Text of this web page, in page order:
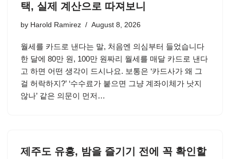
택, 실제 계산으로 따져보니
by Harold Ramirez August 8, 2026
월세를 카드로 낸다는 말, 처음엔 의심부터 들었습니다
한 달에 80만 원, 100만 원짜리 월세를 매달 카드로 낸다
고 하면 어떤 생각이 드시나요. 보통은 ‘카드사가 왜 그
걸 허락하지?’ ‘수수료가 붙으면 그냥 계좌이체가 낫지
않나’ 같은 의문이 먼저…
제주도 유흥, 밤을 즐기기 전에 꼭 확인할